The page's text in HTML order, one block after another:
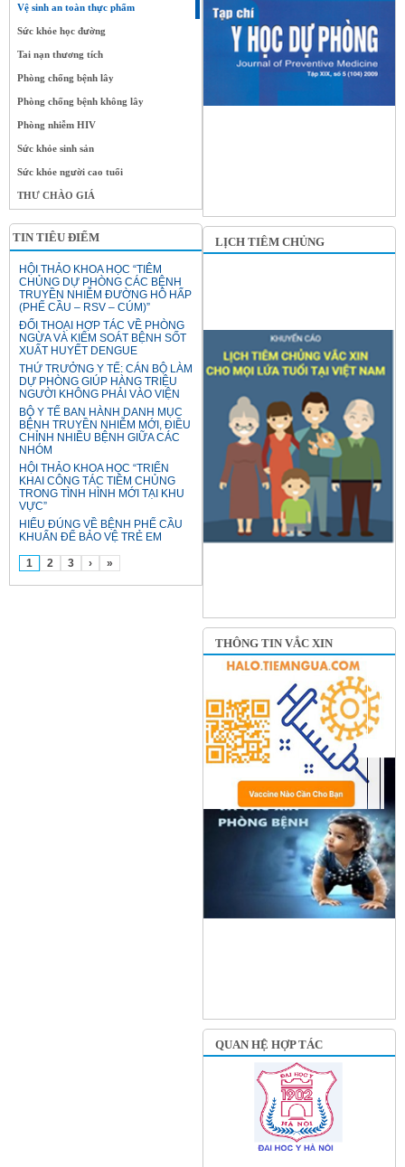
Vệ sinh an toàn thực phẩm
Sức khỏe học đường
Tai nạn thương tích
Phòng chống bệnh lây
Phòng chống bệnh không lây
Phòng nhiễm HIV
Sức khỏe sinh sản
Sức khỏe người cao tuổi
THƯ CHÀO GIÁ
TIN TIÊU ĐIỂM
HỘI THẢO KHOA HỌC “TIÊM
CHỦNG DỰ PHÒNG CÁC BỆNH
TRUYỀN NHIỄM ĐƯỜNG HÔ HẤP
(PHẾ CẦU – RSV – CÚM)”
ĐỐI THOẠI HỢP TÁC VỀ PHÒNG
NGỪA VÀ KIỂM SOÁT BỆNH SỐT
XUẤT HUYẾT DENGUE
THỨ TRƯỞNG Y TẾ: CÁN BỘ LÀM
DỰ PHÒNG GIÚP HÀNG TRIỆU
NGƯỜI KHÔNG PHẢI VÀO VIỆN
BỘ Y TẾ BAN HÀNH DANH MỤC
BỆNH TRUYỀN NHIỄM MỚI, ĐIỀU
CHỈNH NHIỀU BỆNH GIỮA CÁC
NHÓM
HỘI THẢO KHOA HỌC “TRIỂN
KHAI CÔNG TÁC TIÊM CHỦNG
TRONG TÌNH HÌNH MỚI TẠI KHU
VỰC”
HIỂU ĐÚNG VỀ BỆNH PHẾ CẦU
KHUẨN ĐỂ BẢO VỆ TRẺ EM
1 2 3 › »
LỊCH TIÊM CHỦNG
THÔNG TIN VẮC XIN
QUAN HỆ HỢP TÁC